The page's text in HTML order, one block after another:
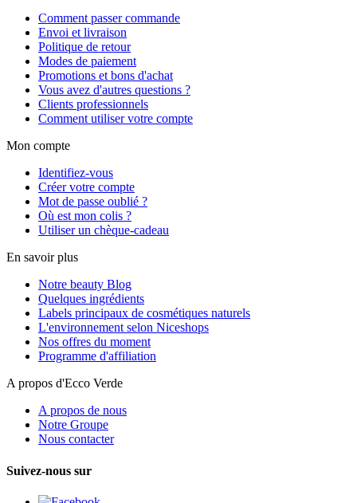
Comment passer commande
Envoi et livraison
Politique de retour
Modes de paiement
Promotions et bons d'achat
Vous avez d'autres questions ?
Clients professionnels
Comment utiliser votre compte
Mon compte
Identifiez-vous
Créer votre compte
Mot de passe oublié ?
Où est mon colis ?
Utiliser un chèque-cadeau
En savoir plus
Notre beauty Blog
Quelques ingrédients
Labels principaux de cosmétiques naturels
L'environnement selon Niceshops
Nos offres du moment
Programme d'affiliation
A propos d'Ecco Verde
A propos de nous
Notre Groupe
Nous contacter
Suivez-nous sur